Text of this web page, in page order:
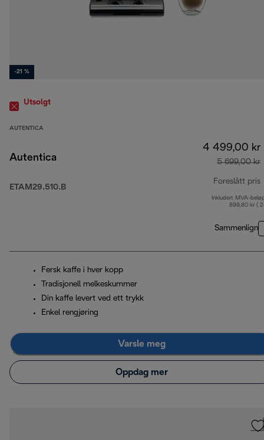
-21 %
Utsolgt
AUTENTICA
Autentica
ETAM29.510.B
4 499,00 kr
5 699,00 kr
Foreslått pris
Inkludert MVA-
899,80 kr (
Sammenlign
Fersk kaffe i hver kopp
Tradisjonell melkeskummer
Din kaffe levert ved ett trykk
Enkel rengjøring
Varsle meg
Oppdag mer